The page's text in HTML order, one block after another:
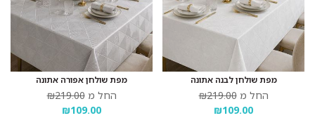
מפת שולחן לבנה אתונה
החל מ ₪219.00
₪109.00
מפת שולחן אפורה אתונה
החל מ ₪219.00
₪109.00